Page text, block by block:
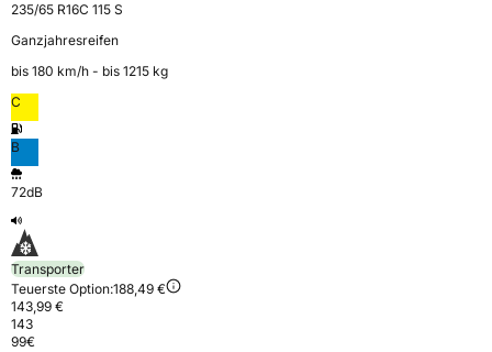
235/65 R16C 115 S
Ganzjahresreifen
bis 180 km⁠/⁠h - bis 1215 kg
C
B
72dB
Transporter
Teuerste Option:188,49 €
143,99 €
143
99€